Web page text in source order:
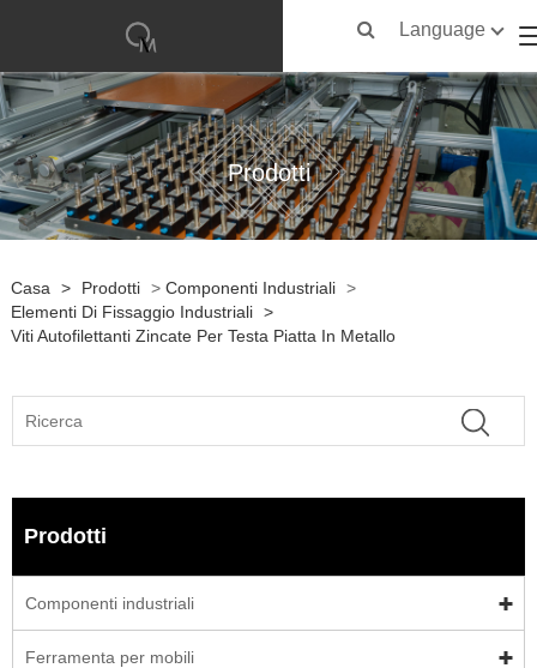
Language
Prodotti
Casa > Prodotti > Componenti Industriali >
Elementi Di Fissaggio Industriali >
Viti Autofilettanti Zincate Per Testa Piatta In Metallo
Prodotti
Componenti industriali
Ferramenta per mobili